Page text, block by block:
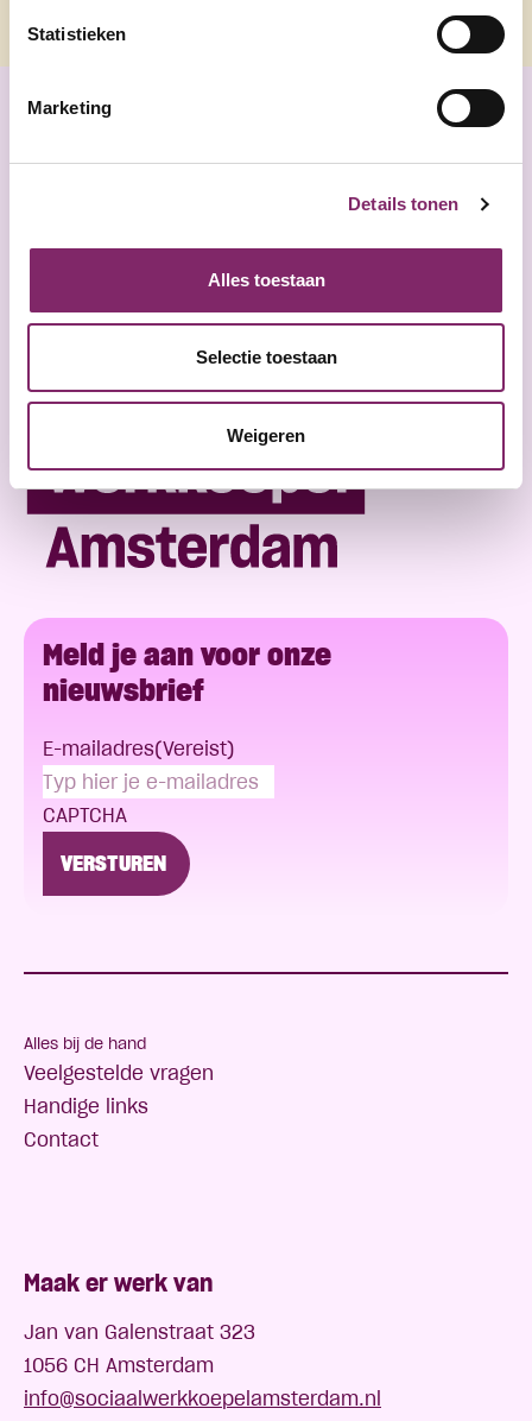
Statistieken
Marketing
Details tonen
Alles toestaan
Selectie toestaan
Weigeren
Meld je aan voor onze
nieuwsbrief
E-mailadres(Vereist)
CAPTCHA
Alles bij de hand
Veelgestelde vragen
Handige links
Contact
Maak er werk van
Jan van Galenstraat 323
1056 CH Amsterdam
info@sociaalwerkkoepelamsterdam.nl